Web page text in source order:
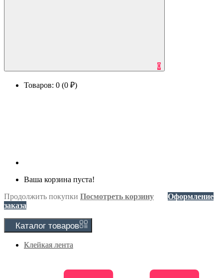
0
Товаров: 0 (0 ₽)
Ваша корзина пуста!
Продолжить покупки Посмотреть корзину
Оформление
заказа
Каталог товаров
Клейкая лента